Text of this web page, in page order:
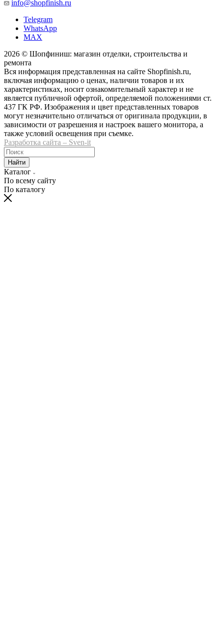
info@shopfinish.ru
Telegram
WhatsApp
MAX
2026 © Шопфиниш: магазин отделки, строительства и
ремонта
Вся информация представленная на сайте Shopfinish.ru,
включая информацию о ценах, наличии товаров и их
характеристиках, носит ознакомительный характер и не
является публичной офертой, определяемой положениями ст.
437 ГК РФ. Изображения и цвет представленных товаров
могут незначительно отличаться от оригинала продукции, в
зависимости от разрешения и настроек вашего монитора, а
также условий освещения при съемке.
Разработка сайта – Sven-it
Найти
Каталог
По всему сайту
По каталогу